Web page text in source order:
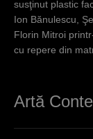
r
susţinut plastic
Ion Bănulescu,
Florin Mitroi
cu repere din
Artă